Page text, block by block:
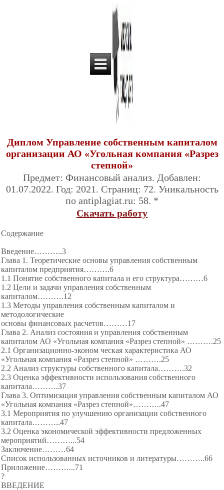
Диплом Управление собственным капиталом
организации АО «Угольная компания «Разрез
степной»
Предмет: Финансовый анализ. Добавлен:
01.07.2022. Год: 2021. Страниц: 72. Уникальность
по antiplagiat.ru: 58. *
Скачать работу
Содержание
Введение………..3
Глава 1. Теоретические основы управления собственным
капиталом предприятия……….6
1.1 Понятие собственного капитала и его структура………6
1.2 Цели и задачи управления собственным
капиталом……….12
1.3 Методы управления собственным капиталом и
методологические
основы финансовых расчетов………17
Глава 2. Анализ состояния и управления собственным
капиталом АО «Угольная компания «Разрез степной» ……….25
2.1 Организационно-эконом ческая характеристика АО
«Угольная компания «Разрез степной» ……….25
2.2 Анализ структуры собственного капитала……….32
2.3 Оценка эффективности использования собственного
капитала……….37
Глава 3. Оптимизация управления собственным капиталом АО
«Угольная компания «Разрез степной»………..47
3.1 Мероприятия по улучшению организации собственного
капитала………..47
3.2 Оценка экономической эффективности предложенных
мероприятий………...54
Заключение………64
Список использованных источников и литературы………..66
Приложение………...71
?
ВВЕДЕНИЕ